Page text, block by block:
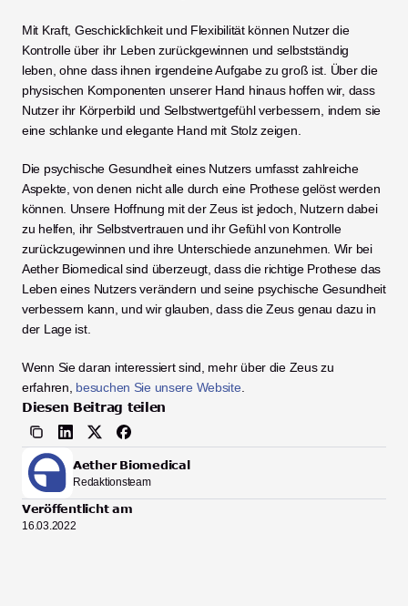
Mit Kraft, Geschicklichkeit und Flexibilität können Nutzer die
Kontrolle über ihr Leben zurückgewinnen und selbstständig
leben, ohne dass ihnen irgendeine Aufgabe zu groß ist. Über die
physischen Komponenten unserer Hand hinaus hoffen wir, dass
Nutzer ihr Körperbild und Selbstwertgefühl verbessern, indem sie
eine schlanke und elegante Hand mit Stolz zeigen.
Die psychische Gesundheit eines Nutzers umfasst zahlreiche
Aspekte, von denen nicht alle durch eine Prothese gelöst werden
können. Unsere Hoffnung mit der Zeus ist jedoch, Nutzern dabei
zu helfen, ihr Selbstvertrauen und ihr Gefühl von Kontrolle
zurückzugewinnen und ihre Unterschiede anzunehmen. Wir bei
Aether Biomedical sind überzeugt, dass die richtige Prothese das
Leben eines Nutzers verändern und seine psychische Gesundheit
verbessern kann, und wir glauben, dass die Zeus genau dazu in
der Lage ist.
Wenn Sie daran interessiert sind, mehr über die Zeus zu
erfahren, besuchen Sie unsere Website
Diesen Beitrag teilen
Aether Biomedical
Redaktionsteam
Veröffentlicht am
16.03.2022